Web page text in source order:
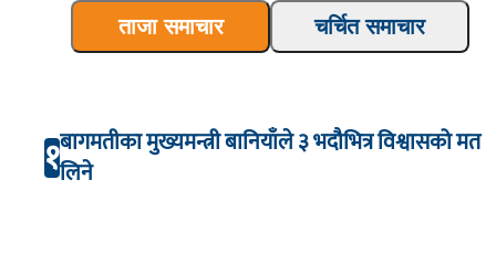
ताजा समाचार चर्चित समाचार
१बागमतीका मुख्यमन्त्री बानियाँले ३ भदौभित्र विश्वासको मत
लिने